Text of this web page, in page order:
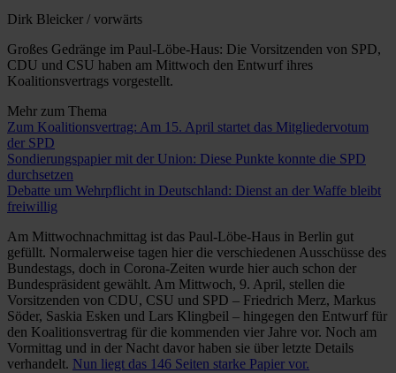
Dirk Bleicker / vorwärts
Großes Gedränge im Paul-Löbe-Haus: Die Vorsitzenden von SPD,
CDU und CSU haben am Mittwoch den Entwurf ihres
Koalitionsvertrags vorgestellt.
Mehr zum Thema
Zum Koalitionsvertrag: Am 15. April startet das Mitgliedervotum
der SPD
Sondierungspapier mit der Union: Diese Punkte konnte die SPD
durchsetzen
Debatte um Wehrpflicht in Deutschland: Dienst an der Waffe bleibt
freiwillig
Am Mittwochnachmittag ist das Paul-Löbe-Haus in Berlin gut
gefüllt. Normalerweise tagen hier die verschiedenen Ausschüsse des
Bundestags, doch in Corona-Zeiten wurde hier auch schon der
Bundespräsident gewählt. Am Mittwoch, 9. April, stellen die
Vorsitzenden von CDU, CSU und SPD – Friedrich Merz, Markus
Söder, Saskia Esken und Lars Klingbeil – hingegen den Entwurf für
den Koalitionsvertrag für die kommenden vier Jahre vor. Noch am
Vormittag und in der Nacht davor haben sie über letzte Details
verhandelt. Nun liegt das 146 Seiten starke Papier vor.